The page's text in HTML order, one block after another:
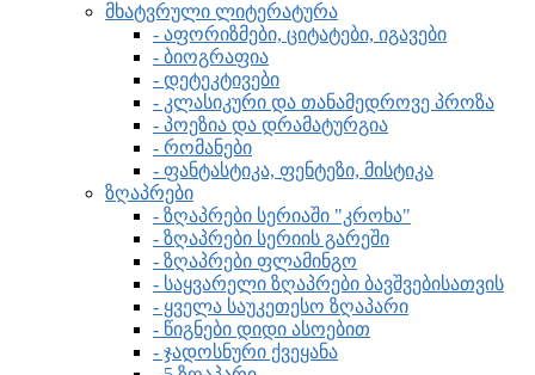
მხატვრული ლიტერატურა
- აფორიზმები, ციტატები, იგავები
- ბიოგრაფია
- დეტეკტივები
- კლასიკური და თანამედროვე პროზა
- პოეზია და დრამატურგია
- რომანები
- ფანტასტიკა, ფენტეზი, მისტიკა
ზღაპრები
- ზღაპრები სერიაში "კროხა"
- ზღაპრები სერიის გარეში
- ზღაპრები ფლამინგო
- საყვარელი ზღაპრები ბავშვებისათვის
- ყველა საუკეთესო ზღაპარი
- წიგნები დიდი ასოებით
- ჯადოსნური ქვეყანა